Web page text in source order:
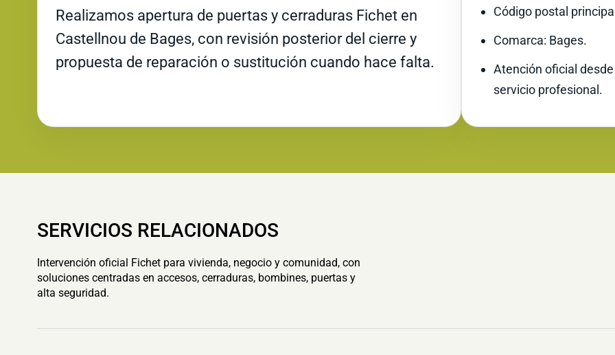
Realizamos apertura de puertas y cerraduras Fichet en
Castellnou de Bages, con revisión posterior del cierre y
propuesta de reparación o sustitución cuando hace falta.
Código postal
Comarca: Bages.
Atención oficial
servicio profesional.
SERVICIOS RELACIONADOS
Intervención oficial Fichet para vivienda, negocio y comunidad, con
soluciones centradas en accesos, cerraduras, bombines, puertas y
alta seguridad.